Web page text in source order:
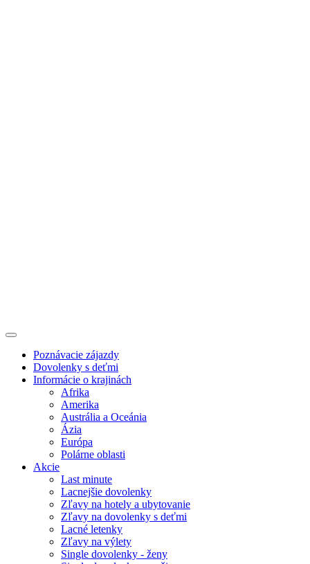
Poznávacie zájazdy
Dovolenky s deťmi
Informácie o krajinách
Afrika
Amerika
Austrália a Oceánia
Ázia
Európa
Polárne oblasti
Akcie
Last minute
Lacnejšie dovolenky
Zľavy na hotely a ubytovanie
Zľavy na dovolenky s deťmi
Lacné letenky
Zľavy na výlety
Single dovolenky - ženy